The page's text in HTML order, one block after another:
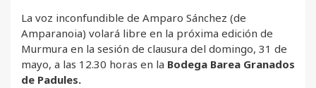
La voz inconfundible de Amparo Sánchez (de
Amparanoia) volará libre en la próxima edición de
Murmura en la sesión de clausura del domingo, 31 de
mayo, a las 12.30 horas en la Bodega Barea Granados
de Padules.